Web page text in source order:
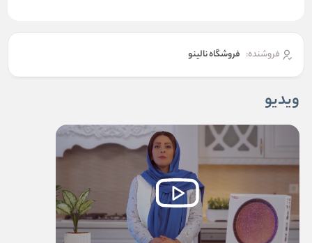
فروشنده: فروشگاه نالینو
ویدیو